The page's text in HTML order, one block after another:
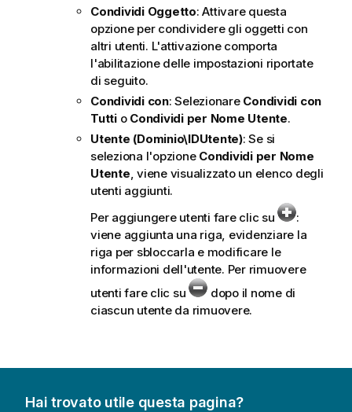
Condividi Oggetto: Attivare questa
opzione per condividere gli oggetti con
altri utenti. L'attivazione comporta
l'abilitazione delle impostazioni riportate
di seguito.
Condividi con: Selezionare Condividi con
Tuttio Condividi per Nome Utente.
Utente (Dominio\IDUtente): Se si
seleziona l'opzione Condividi per Nome
Utente, viene visualizzato un elenco degli
utenti aggiunti.
Per aggiungere utenti fare clic su
:
viene aggiunta una riga, evidenziare la
riga per sbloccarla e modificare le
informazioni dell'utente. Per rimuovere
utenti fare clic su
dopo il nome di
ciascun utente da rimuovere.
Hai trovato utile questa pagina?